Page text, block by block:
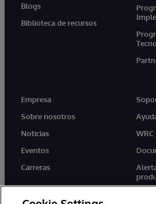
Blogs
Biblioteca de recursos
Empresa
Sobre nosotros
Noticias
Eventos
Carreras